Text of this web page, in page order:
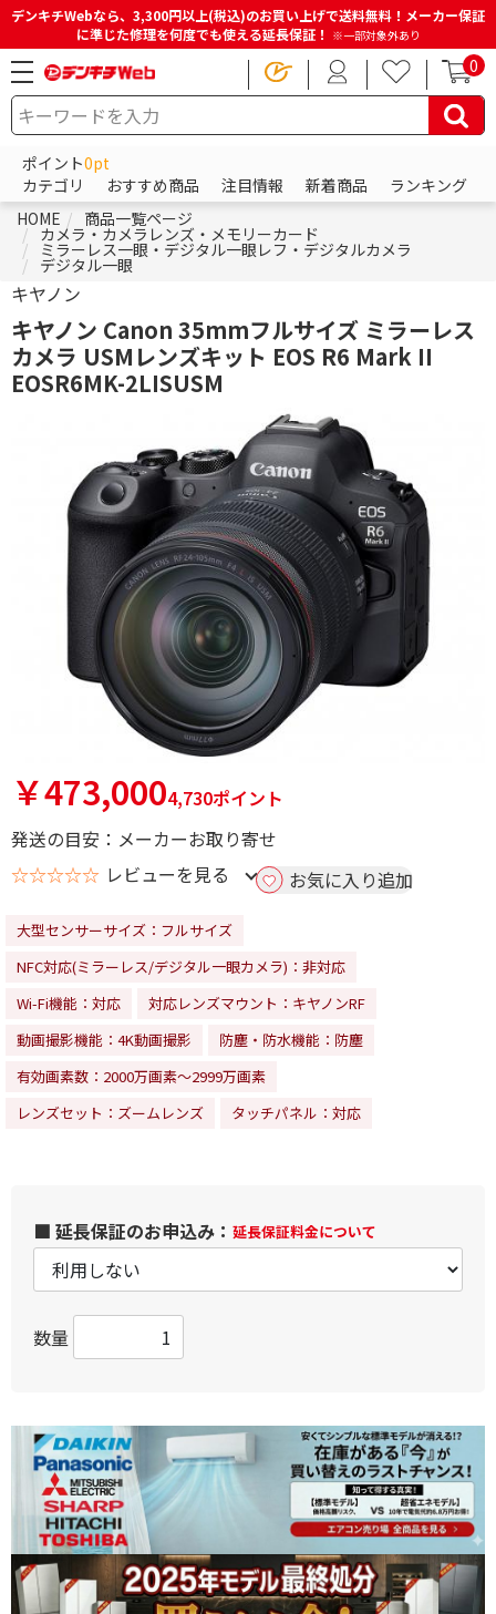
デンキチWebなら、3,300円以上(税込)のお買い上げで送料無料！メーカー保証
に準じた修理を何度でも使える延長保証！ ※一部対象外あり
0
ポイント0pt
カテゴリ
おすすめ商品 注目情報 新着商品
ランキング
HOME
商品一覧ページ
カメラ・カメラレンズ・メモリーカード
ミラーレス一眼・デジタル一眼レフ・デジタルカメラ
デジタル一眼
キヤノン
キヤノン Canon 35mmフルサイズ ミラーレス
カメラ USMレンズキット EOS R6 Mark II
EOSR6MK-2LISUSM
￥473,0004,730ポイント
発送の目安：メーカーお取り寄せ
☆☆☆☆☆ レビューを見る お気に入り追加
大型センサーサイズ：フルサイズ
NFC対応(ミラーレス/デジタル一眼カメラ)：非対応
Wi-Fi機能：対応
対応レンズマウント：キヤノンRF
動画撮影機能：4K動画撮影
防塵・防水機能：防塵
有効画素数：2000万画素～2999万画素
レンズセット：ズームレンズ
タッチパネル：対応
■ 延長保証のお申込み： 延長保証料金について
数量